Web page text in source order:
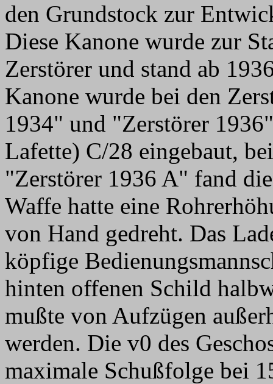
den Grundstock zur
Diese Kanone wurde zur
Zerstörer und stand ab
Kanone wurde bei den
1934" und "Zerstörer
Lafette) C/28 eingebaut,
"Zerstörer 1936 A" fand
Waffe hatte eine
von Hand gedreht. Das
köpfige
hinten offenen Schild
mußte von Aufzügen
werden. Die v0 des
maximale Schußfolge bei